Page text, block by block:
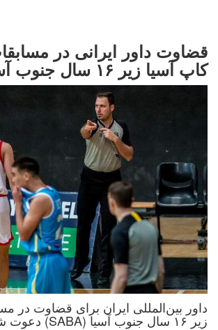
قضاوت داور ایرانی در
کاپ آسیا زیر ۱۶ سال جنوب آسیا
داور بین‌المللی ایران برای قضاوت در
زیر ۱۶ سال جنوب آسیا (SABA) دعوت شد.